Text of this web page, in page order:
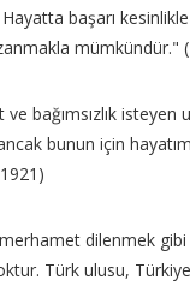
başarı
mümkündür."
bağımsızlık isteyen
bunun için
dilenmek gibi
Türk ulusu,